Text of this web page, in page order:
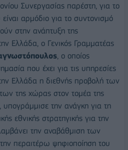
Συνεργασίας παρέστη, για το
αρμόδιο για το συντονισμό
στην ανάπτυξη της
Ελλάδα, ο Γενικός Γραμματέας
, ο οποίος
που έχει για τις υπηρεσίες
Ελλάδα η διεθνής προβολή των
της χώρας στον τομέα της
υπογράμμισε την ανάγκη για τη
εθνικής στρατηγικής για την
την αναβάθμιση των
περαιτέρω ψηφιοποίηση του